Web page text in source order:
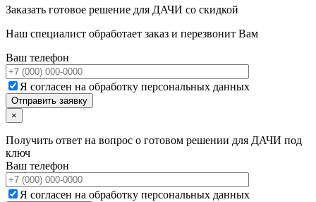
Заказать готовое решение для ДАЧИ со скидкой
Наш специалист обработает заказ и перезвонит Вам
Ваш телефон
Я согласен на обработку персональных данных
×
Получить ответ на вопрос о готовом решении для ДАЧИ под
ключ
Ваш телефон
Я согласен на обработку персональных данных